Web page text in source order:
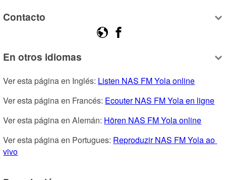
Contacto
En otros idiomas
Ver esta página en Inglés: Listen NAS FM Yola online
Ver esta página en Francés: Ecouter NAS FM Yola en ligne
Ver esta página en Alemán: Hören NAS FM Yola online
Ver esta página en Portugues: Reproduzir NAS FM Yola ao
vivo